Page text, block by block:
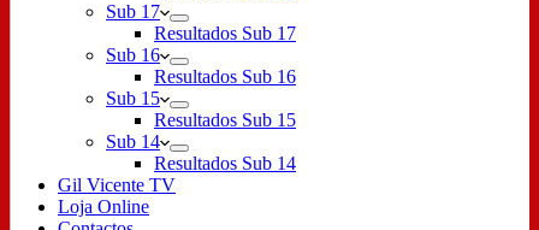
Sub 17
Resultados Sub 17
Sub 16
Resultados Sub 16
Sub 15
Resultados Sub 15
Sub 14
Resultados Sub 14
Gil Vicente TV
Loja Online